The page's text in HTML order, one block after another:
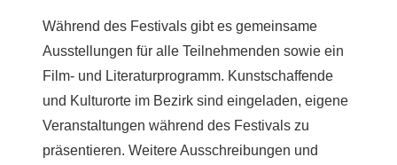
Während des Festivals gibt es gemeinsame
Ausstellungen für alle Teilnehmenden sowie ein
Film- und Literaturprogramm. Kunstschaffende
und Kulturorte im Bezirk sind eingeladen, eigene
Veranstaltungen während des Festivals zu
präsentieren. Weitere Ausschreibungen und